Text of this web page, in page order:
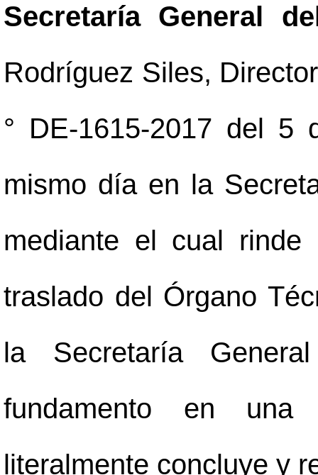
Secretaría General
Rodríguez Siles,
° DE-1615-2017 del 5
mismo día en la
mediante el cual rinde
traslado del Órgano
la Secretaría
fundamento en una
literalmente concluye y